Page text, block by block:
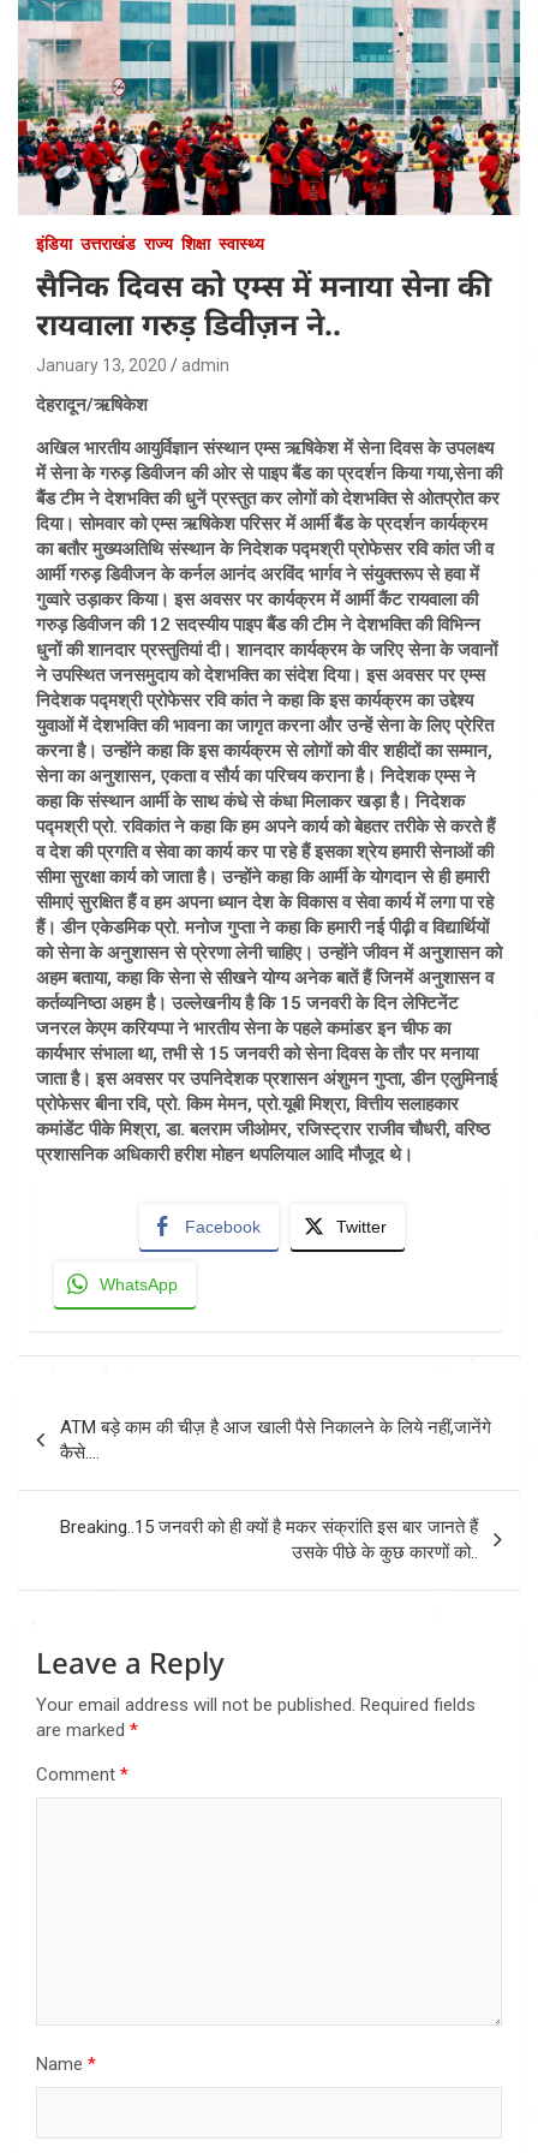
इंडिया उत्तराखंड राज्य शिक्षा स्वास्थ्य
सैनिक दिवस को एम्स में मनाया सेना की
रायवाला गरुड़ डिवीज़न ने..
January 13, 2020 admin
देहरादून/ऋषिकेश
अखिल भारतीय आयुर्विज्ञान संस्थान एम्स ऋषिकेश में सेना दिवस के उपलक्ष्य
में सेना के गरुड़ डिवीजन की ओर से पाइप बैंड का प्रदर्शन किया गया,सेना की
बैंड टीम ने देशभक्ति की धुनें प्रस्तुत कर लोगों को देशभक्ति से ओतप्रोत कर
दिया। सोमवार को एम्स ऋषिकेश परिसर में आर्मी बैंड के प्रदर्शन कार्यक्रम
का बतौर मुख्यअतिथि संस्थान के निदेशक पद्मश्री प्रोफेसर रवि कांत जी व
आर्मी गरुड़ डिवीजन के कर्नल आनंद अरविंद भार्गव ने संयुक्तरूप से हवा में
गुव्वारे उड़ाकर किया। इस अवसर पर कार्यक्रम में आर्मी कैंट रायवाला की
गरुड़ डिवीजन की 12 सदस्यीय पाइप बैंड की टीम ने देशभक्ति की विभिन्न
धुनों की शानदार प्रस्तुतियां दी। शानदार कार्यक्रम के जरिए सेना के जवानों
ने उपस्थित जनसमुदाय को देशभक्ति का संदेश दिया। इस अवसर पर एम्स
निदेशक पद्मश्री प्रोफेसर रवि कांत ने कहा कि इस कार्यक्रम का उद्देश्य
युवाओं में देशभक्ति की भावना का जागृत करना और उन्हें सेना के लिए प्रेरित
करना है। उन्होंने कहा कि इस कार्यक्रम से लोगों को वीर शहीदों का सम्मान,
सेना का अनुशासन, एकता व सौर्य का परिचय कराना है। निदेशक एम्स ने
कहा ​कि संस्थान आर्मी के साथ कंधे से कंधा मिलाकर खड़ा है। निदेशक
पद्मश्री प्रो. रविकांत ने कहा कि हम अपने कार्य को बेहतर तरीके से करते हैं
व देश की प्रगति व सेवा का कार्य कर पा रहे हैं इसका श्रेय हमारी सेनाओं की
सीमा सुरक्षा कार्य को जाता है। उन्होंने कहा कि आर्मी के योगदान से ही हमारी
सीमाएं सुरक्षित हैं व हम अपना ध्यान देश के विकास व सेवा कार्य में लगा पा रहे
हैं। डीन एकेडमिक प्रो. मनोज गुप्ता ने कहा ​कि हमारी नई पीढ़ी व विद्यार्थियों
को सेना के अनुशासन से प्रेरणा लेनी चाहिए। उन्होंने जीवन में अनुशासन को
अहम बताया, कहा कि सेना से सीखने योग्य अनेक बातें हैं जिनमें अनुशासन व
कर्तव्यनिष्ठा अहम है। उल्लेखनीय है कि 15 जनवरी के दिन लेफ्टिनेंट
जनरल केएम करियप्पा ने भारतीय सेना के पहले कमांडर इन चीफ का
कार्यभार संभाला था, तभी से 15 जनवरी को सेना दिवस के तौर पर मनाया
जाता है। इस अवसर पर उपनिदेशक प्रशासन अंशुमन गुप्ता, डीन एलुमिनाई
प्रोफेसर बीना रवि, प्रो. किम मेमन, प्रो.यूबी मिश्रा, वित्तीय सलाहकार
कमांडेंट पीके मिश्रा, डा. बलराम जीओमर, रजिस्ट्रार राजीव चौधरी, वरिष्ठ
प्रशासनिक अधिकारी हरीश मोहन थपलियाल आदि मौजूद थे।
Facebook Twitter
WhatsApp
Post
navigation
ATM बड़े काम की चीज़ है आज खाली पैसे निकालने के लिये नहीं,जानेंगे
कैसे….
Breaking..15 जनवरी को ही क्यों है मकर संक्रांति इस बार जानते हैं
उसके पीछे के कुछ कारणों को..
Leave a Reply
Your email address will not be published. Required fields
are marked *
Comment *
Name *